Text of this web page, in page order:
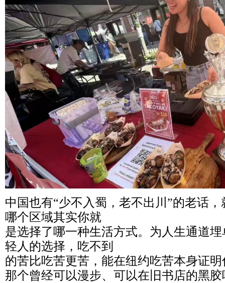
中国也有“少不入蜀，老不出川”的老话
哪个区域其实你就
是选择了哪一种生活方式。为人生通道
轻人的选择，吃不到
的苦比吃苦更苦，能在纽约吃苦本身证
那个曾经可以漫步、可以在旧书店的黑